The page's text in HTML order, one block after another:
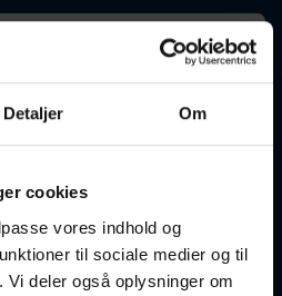
Detaljer Om
cookies
vores indhold og
til sociale medier og til
deler også oplysninger om
16:00 Søndag
Optager løbende